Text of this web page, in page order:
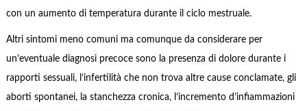
con un aumento di temperatura durante il ciclo mestruale.
Altri sintomi meno comuni ma comunque da considerare per
un’eventuale diagnosi precoce sono la presenza di dolore durante i
rapporti sessuali, l’infertilità che non trova altre cause conclamate, gli
aborti spontanei, la stanchezza cronica, l’incremento d’infiammazioni